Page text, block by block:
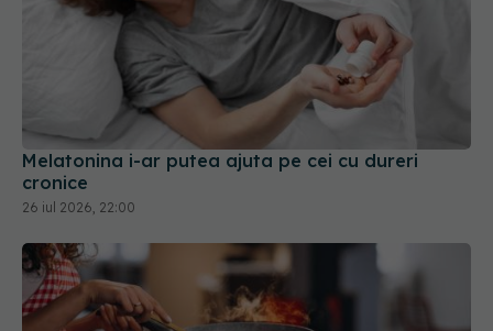
Melatonina i-ar putea ajuta pe cei cu dureri
cronice
26 iul 2026, 22:00